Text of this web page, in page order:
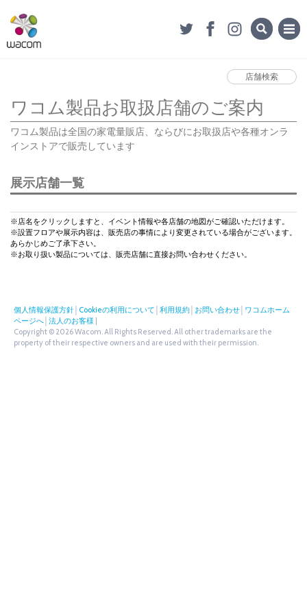
店舗検索
ワコム製品お取扱店舗のご案内
ワコム製品は全国の家電量販店、ならびにお取扱店や各種オンラ
インストアで販売しています
展示店舗一覧
※店名をクリックしますと、イベント情報や各店舗の地図がご確認いただけます。
※設置フロアや展示内容は、販売店の事情により変更されている場合がございます。
あらかじめご了承下さい。
※お取り扱い製品については、販売店舗に直接お問い合わせください。
個人情報保護方針 Cookieの利用について 利用規約 お問い合わせ ワコムホーム
ページへ 法人のお客様
Copyright © 2026 Wacom. All Rights Reserved. All other trademarks are the
property of their respective owners and are used with their permission.